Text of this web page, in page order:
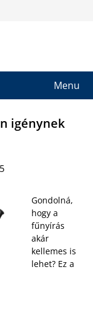
Menu
igénynek
Gondolná,
hogy a
fűnyírás
akár
kellemes is
lehet? Ez a